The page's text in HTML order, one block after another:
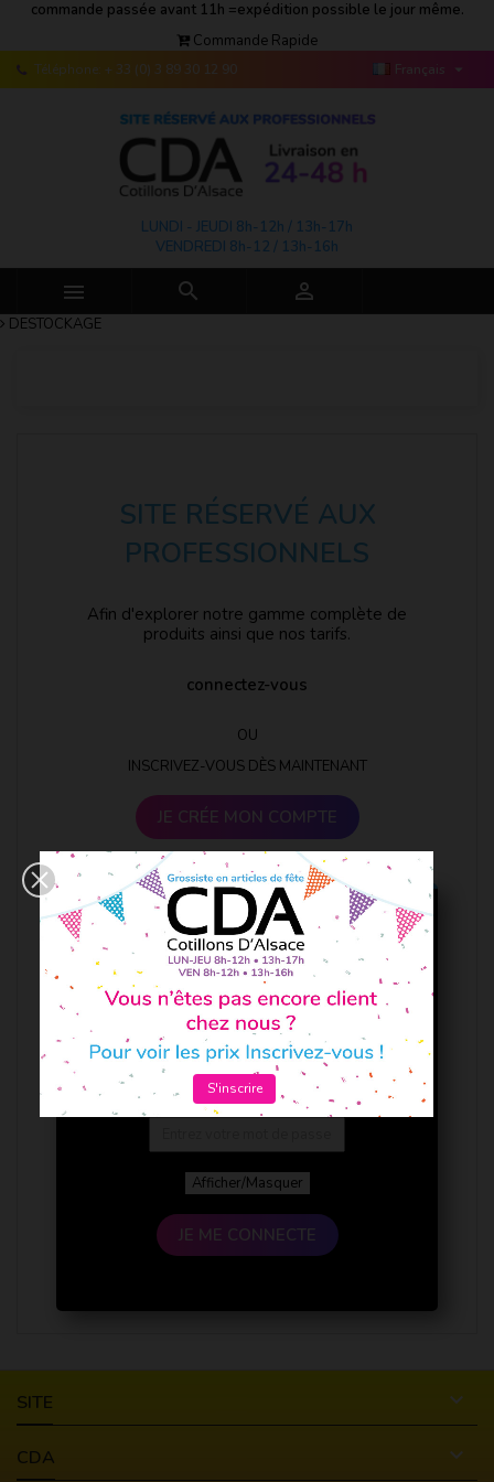
commande passée avant 11h =expédition possible le jour même.
Commande Rapide
Téléphone: + 33 (0) 3 89 30 12 90 Français 
LUNDI - JEUDI 8h-12h / 13h-17h
VENDREDI 8h-12 / 13h-16h
  
DESTOCKAGE
SITE RÉSERVÉ AUX
PROFESSIONNELS
Afin d'explorer notre gamme complète de
produits ainsi que nos tarifs.
connectez-vous
OU
INSCRIVEZ-VOUS DÈS MAINTENANT
JE CRÉE MON COMPTE
Afficher/Masquer
JE ME CONNECTE
SITE 
CDA 
S'inscrire